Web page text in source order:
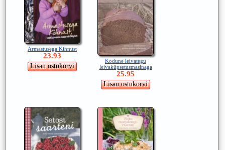
Armastusega Kihnust
23.93
Kodune leivategu
leivaküpsetusmasinaga
25.95